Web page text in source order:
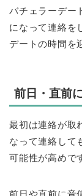
バチェラーデー
になって連絡を
デートの時間を
前日・直前
最初は連絡が取
なって連絡して
可能性が高めで